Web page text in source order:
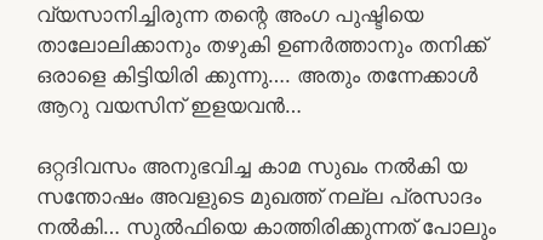
വ്യസാനിച്ചിരുന്ന തന്റെ അംഗ പുഷ്ടിയെ
താലോലിക്കാനും തഴുകി ഉണർത്താനും തനിക്ക്
ഒരാളെ കിട്ടിയിരി ക്കുന്നു…. അതും തന്നേക്കാൾ
ആറു വയസിന് ഇളയവൻ…
ഒറ്റദിവസം അനുഭവിച്ച കാമ സുഖം നൽകി യ
സന്തോഷം അവളുടെ മുഖത്ത് നല്ല പ്രസാദം
നൽകി… സുൽഫിയെ കാത്തിരിക്കുന്നത് പോലും